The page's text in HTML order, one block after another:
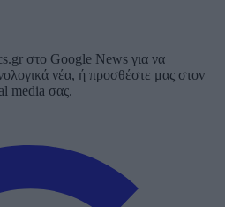
στο Google News για να
νέα, ή προσθέστε μας στον
media σας.